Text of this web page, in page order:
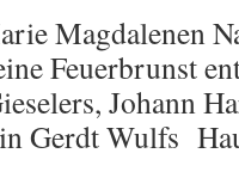
Magdalenen
Feuerbrunst
Johann
Gerdt Wulfs